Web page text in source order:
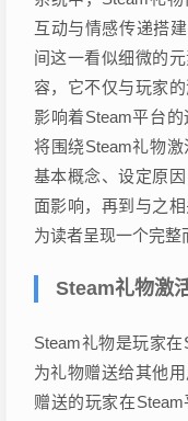
互动与情感传递搭
间这一看似细微的
容，它不仅与玩家
影响着Steam平台
将围绕Steam礼物
基本概念、设定原
面影响，再到与之
为读者呈现一个完整
Steam礼物激
Steam礼物是玩家
为礼物赠送给其他
赠送的玩家在